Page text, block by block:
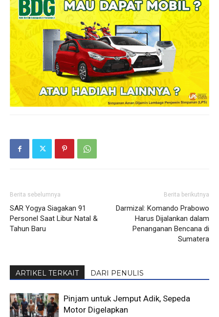
Berita sebelumnya
SAR Yogya Siagakan 91
Personel Saat Libur Natal &
Tahun Baru
Berita berikutnya
Darmizal: Komando Prabowo
Harus Dijalankan dalam
Penanganan Bencana di
Sumatera
ARTIKEL TERKAIT DARI PENULIS
Pinjam untuk Jemput Adik, Sepeda
Motor Digelapkan